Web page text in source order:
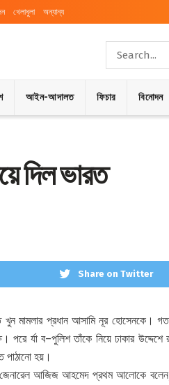
খেলাধুলা অন্যান্য
আইন-আদালত ফিচার বিনোদন
দিল ভারত
Share on Twitter
মামলার প্রধান আসামি নূর হোসেনকে।
র্যা ব–পুলিশ তাঁকে নিয়ে ঢাকার
পাঠানো হয়।
জেনারেল আজিজ আহমেদ প্রথম আলোকে বলেন,